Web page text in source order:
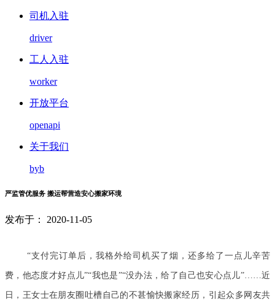
司机入驻
driver
工人入驻
worker
开放平台
openapi
关于我们
byb
严监管优服务 搬运帮营造安心搬家环境
发布于： 2020-11-05
“支付完订单后，我格外给司机买了烟，还多给了一点儿辛苦
费 ，他态度才好点儿”“我也是”“没办法，给了自己也安心点儿”……近
日，王女士在朋友圈吐槽自己的不甚愉快搬家经历，引起众多网友共